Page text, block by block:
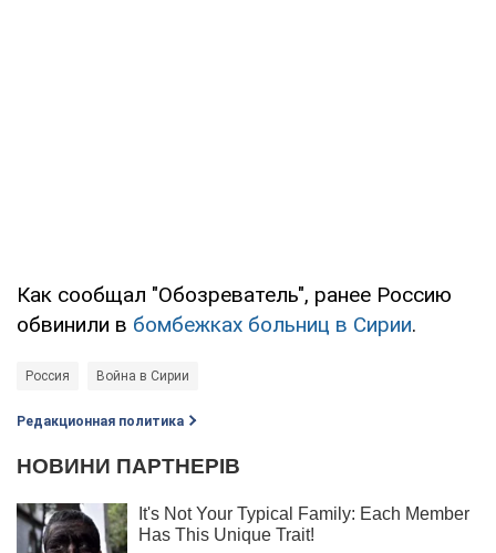
Как сообщал "Обозреватель", ранее Россию
обвинили в бомбежках больниц в Сирии.
Россия Война в Сирии
Редакционная политика